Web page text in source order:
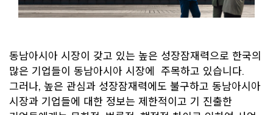
동남아시아 시장이 갖고 있는 높은 성장잠재력으로 한국의
많은 기업들이 동남아시아 시장에 주목하고 있습니다.
그러나, 높은 관심과 성장잠재력에도 불구하고 동남아시아
시장과 기업들에 대한 정보는 제한적이고 기 진출한